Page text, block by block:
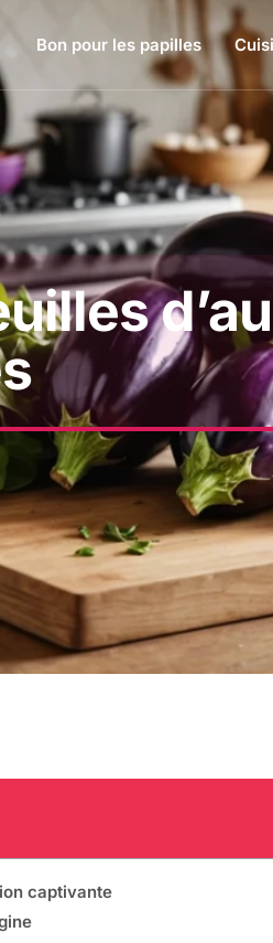
Bon pour les papilles
captivante